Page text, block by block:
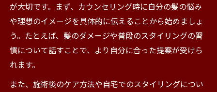
が大切です。まず、カウンセリング時に自分の髪の悩み
や理想のイメージを具体的に伝えることから始めましょ
う。たとえば、髪のダメージや普段のスタイリングの習
慣について話すことで、より自分に合った提案が受けら
れます。
また、施術後のケア方法や自宅でのスタイリングについ